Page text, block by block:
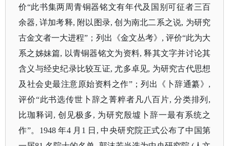
价“此书集两周青铜器铭文有年代及国别可征者三百
余器, 详加考释, 附以图录, 创为南北二系之说, 为研究
古金文者一大进程”；列出《金文丛考》, 评价“此为大
系之姊妹篇, 以青铜器铭文为资料, 释其文字并讨论其
含义与经史纪录比较互证, 尤多卓见, 为研究古代思想
及社会史最注意原始资料之作”；列出《卜辞通纂》,
评价“此书选传世卜辞之菁粹者凡八百片, 分类排列,
比珈释词, 创见极多, 为研究殷墟卜辞一最有系统之
作”。1948 年4 月1 日, 中央研究院正式公布了中国第